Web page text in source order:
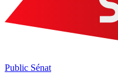
Public Sénat